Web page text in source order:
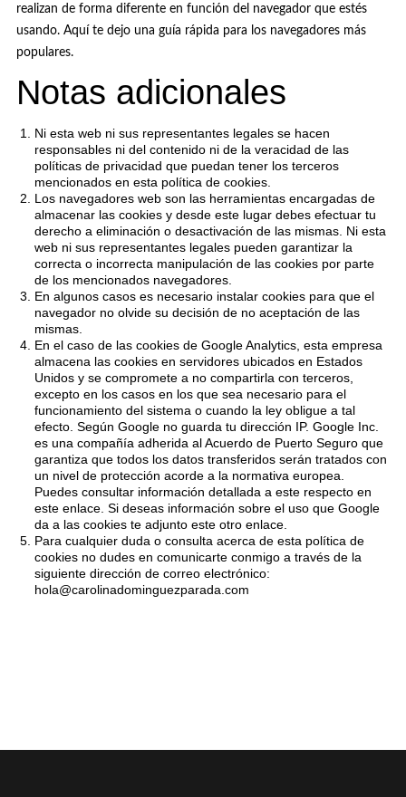
realizan de forma diferente en función del navegador que estés
usando. Aquí te dejo una guía rápida para los navegadores más
populares.
Notas adicionales
Ni esta web ni sus representantes legales se hacen
responsables ni del contenido ni de la veracidad de las
políticas de privacidad que puedan tener los terceros
mencionados en esta política de cookies.
Los navegadores web son las herramientas encargadas de
almacenar las cookiesy desde este lugar debes efectuar tu
derecho a eliminación o desactivación de las mismas. Ni esta
web ni sus representantes legales pueden garantizar la
correcta o incorrecta manipulación de las cookiespor parte
de los mencionados navegadores.
En algunos casos es necesario instalar cookiespara que el
navegador no olvide su decisión de no aceptación de las
mismas.
En el caso de las cookiesde Google Analytics, esta empresa
almacena las cookiesen servidores ubicados en Estados
Unidos y se compromete a no compartirla con terceros,
excepto en los casos en los que sea necesario para el
funcionamiento del sistema o cuando la ley obligue a tal
efecto. Según Google no guarda tu dirección IP. Google Inc.
es una compañía adherida al Acuerdo de Puerto Seguro que
garantiza que todos los datos transferidos serán tratados con
un nivel de protección acorde a la normativa europea.
Puedes consultar información detallada a este respecto en
este enlace. Si deseas información sobre el uso que Google
da a las cookies te adjunto este otro enlace.
Para cualquier duda o consulta acerca de esta política de
cookiesno dudes en comunicarte conmigo a través de la
siguiente dirección de correo electrónico:
hola@carolinadominguezparada.com